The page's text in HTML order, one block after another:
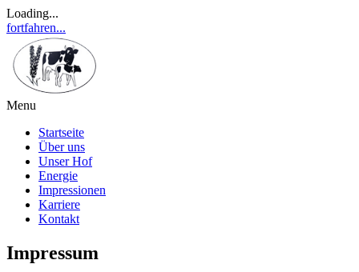
Loading...
fortfahren...
Menu
Startseite
Über uns
Unser Hof
Energie
Impressionen
Karriere
Kontakt
Impressum